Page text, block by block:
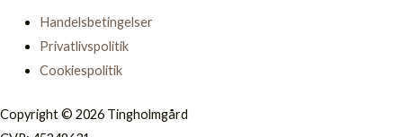
Handelsbetingelser
Privatlivspolitik
Cookiespolitik
Copyright © 2026 Tingholmgård